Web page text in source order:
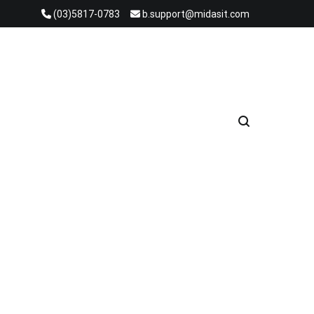
(03)5817-0783 b.support@midasit.com